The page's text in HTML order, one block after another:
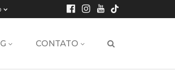
CONTATO